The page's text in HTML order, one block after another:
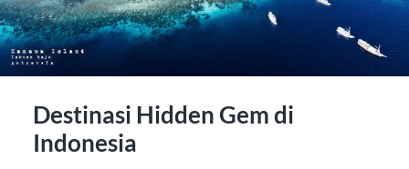
Destinasi Hidden Gem di
Indonesia